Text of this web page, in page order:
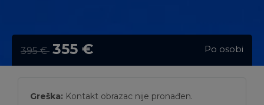
395 € 355 € Po osobi
Greška: Kontakt obrazac nije pronađen.